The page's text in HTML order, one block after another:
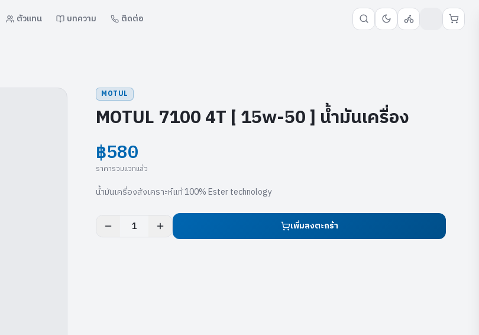
ตัวแทน บทความ ติดต่อ
MOTUL
MOTUL 7100 4T [ 15w-50 ] น้ำมันเครื่อง
฿580
ราคารวมแวทแล้ว
น้ำมันเครื่องสังเคราะห์แท้ 100% Ester technology
1 เพิ่มลงตะกร้า